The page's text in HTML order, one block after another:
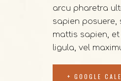
arcu pharetra
sapien posuere,
mattis sapien,
ligula, vel
+ GOOGLE